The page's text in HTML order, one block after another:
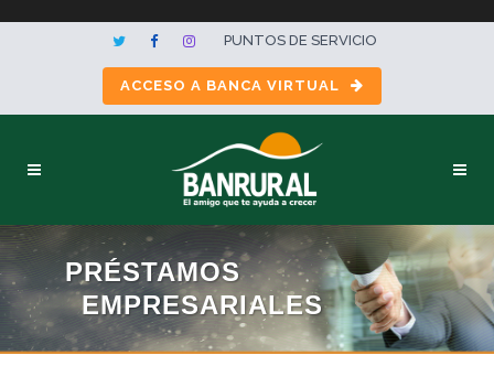
PUNTOS DE SERVICIO
ACCESO A BANCA VIRTUAL
PRÉSTAMOS
EMPRESARIALES